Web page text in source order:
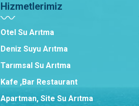
Hizmetlerimiz
Otel Su Arıtma
Deniz Suyu Arıtma
Tarımsal Su Arıtma
Kafe ,Bar Restaurant
Apartman, Site Su Arıtma